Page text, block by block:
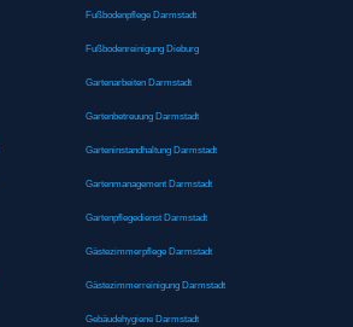
Fußbodenpflege Darmstadt
Fußbodenreinigung Dieburg
Gartenarbeiten Darmstadt
Gartenbetreuung Darmstadt
Garteninstandhaltung Darmstadt
Gartenmanagement Darmstadt
Gartenpflegedienst Darmstadt
Gästezimmerpflege Darmstadt
Gästezimmerreinigung Darmstadt
Gebäudehygiene Darmstadt